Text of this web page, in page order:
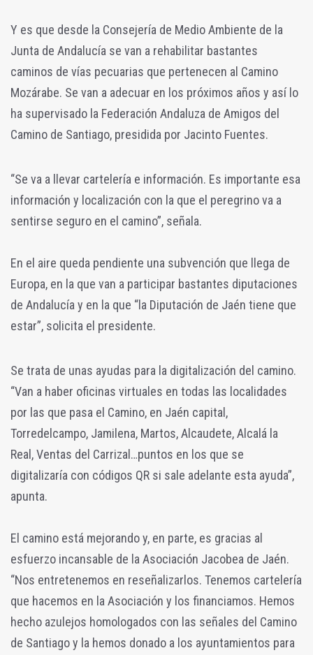
Y es que desde la Consejería de Medio Ambiente de la
Junta de Andalucía se van a rehabilitar bastantes
caminos de vías pecuarias que pertenecen al Camino
Mozárabe. Se van a adecuar en los próximos años y así lo
ha supervisado la Federación Andaluza de Amigos del
Camino de Santiago, presidida por Jacinto Fuentes.
“Se va a llevar cartelería e información. Es importante esa
información y localización con la que el peregrino va a
sentirse seguro en el camino”, señala.
En el aire queda pendiente una subvención que llega de
Europa, en la que van a participar bastantes diputaciones
de Andalucía y en la que “la Diputación de Jaén tiene que
estar”, solicita el presidente.
Se trata de unas ayudas para la digitalización del camino.
“Van a haber oficinas virtuales en todas las localidades
por las que pasa el Camino, en Jaén capital,
Torredelcampo, Jamilena, Martos, Alcaudete, Alcalá la
Real, Ventas del Carrizal…puntos en los que se
digitalizaría con códigos QR si sale adelante esta ayuda”,
apunta.
El camino está mejorando y, en parte, es gracias al
esfuerzo incansable de la Asociación Jacobea de Jaén.
“Nos entretenemos en reseñalizarlos. Tenemos cartelería
que hacemos en la Asociación y los financiamos. Hemos
hecho azulejos homologados con las señales del Camino
de Santiago y la hemos donado a los ayuntamientos para